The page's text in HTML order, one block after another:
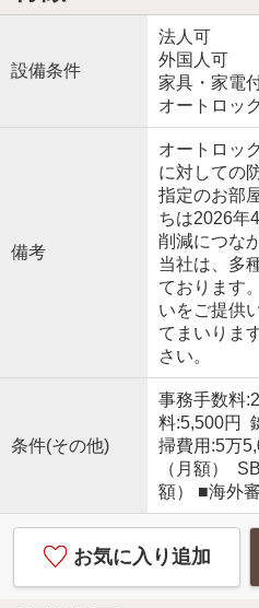
設備条件
法人可
外国人可
家具・家電
オートロック
備考
オートロッ
に対しての
指定のお部
ちは2026年
削減につな
当社は、多
ております
いをご提供
てまいりま
さい。
条件(その他)
事務手数料
料:5,500円
掃費用:5万
（月額）
額） ■海外
お気に入り追加